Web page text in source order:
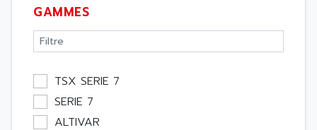
Ecran
Entrée / Sortie
Memoire
Module Métier
Moteur
Pupitre Opérateur
GAMMES
TSX SERIE 7
SERIE 7
ALTIVAR